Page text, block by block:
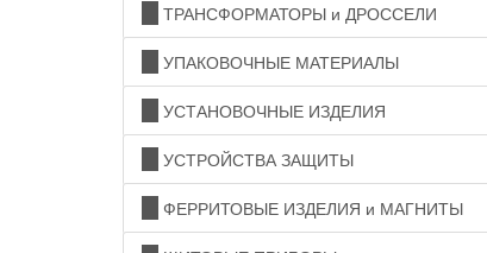
ТРАНСФОРМАТОРЫ и ДРОССЕЛИ
УПАКОВОЧНЫЕ МАТЕРИАЛЫ
УСТАНОВОЧНЫЕ ИЗДЕЛИЯ
УСТРОЙСТВА ЗАЩИТЫ
ФЕРРИТОВЫЕ ИЗДЕЛИЯ и МАГНИТЫ